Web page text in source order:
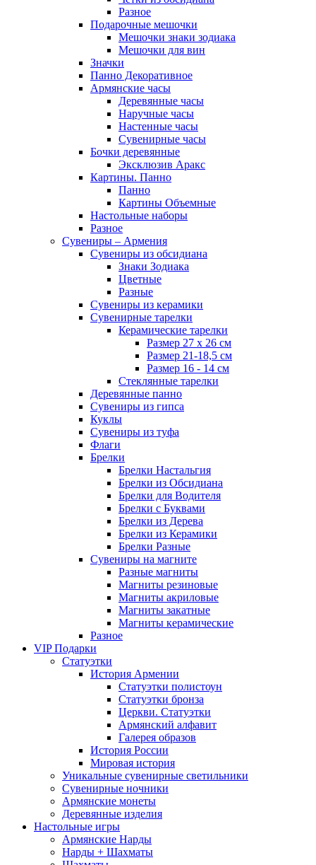
Разное
Подарочные мешочки
Мешочки знаки зодиака
Мешочки для вин
Значки
Панно Декоративное
Армянские часы
Деревянные часы
Наручные часы
Настенные часы
Сувенирные часы
Бочки деревянные
Эксклюзив Аракс
Картины. Панно
Панно
Картины Объемные
Настольные наборы
Разное
Сувениры – Армения
Сувениры из обсидиана
Знаки Зодиака
Цветные
Разные
Сувениры из керамики
Сувенирные тарелки
Керамические тарелки
Размер 27 х 26 см
Размер 21-18,5 см
Размер 16 - 14 см
Стеклянные тарелки
Деревянные панно
Сувениры из гипса
Куклы
Сувениры из туфа
Флаги
Брелки
Брелки Настальгия
Брелки из Обсидиана
Брелки для Водителя
Брелки с Буквами
Брелки из Дерева
Брелки из Керамики
Брелки Разные
Сувениры на магните
Разные магниты
Магниты резиновые
Магниты акриловые
Магниты закатные
Магниты керамические
Разное
VIP Подарки
Статуэтки
История Армении
Статуэтки полистоун
Статуэтки бронза
Церкви. Статуэтки
Армянский алфавит
Галерея образов
История России
Мировая история
Уникальные сувенирные светильники
Сувенирные ночники
Армянские монеты
Деревянные изделия
Настольные игры
Армянские Нарды
Нарды + Шахматы